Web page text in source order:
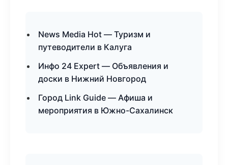
News Media Hot — Туризм и
путеводители в Калуга
Инфо 24 Expert — Объявления и
доски в Нижний Новгород
Город Link Guide — Афиша и
мероприятия в Южно-Сахалинск